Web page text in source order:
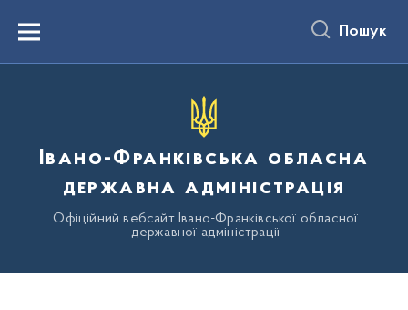
вмістуMenu Пошук
Івано-Франківська обласна
державна адміністрація
Офіційний вебсайт Івано-Франківської обласної
державної адміністрації